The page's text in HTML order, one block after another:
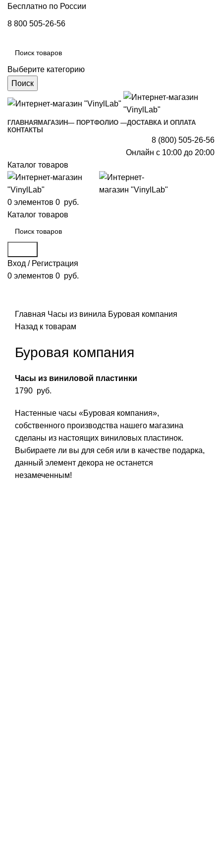
Бесплатно по России
8 800 505-26-56
Выберите категорию
Поиск
ГЛАВНАЯ МАГАЗИН— ПОРТФОЛИО —ДОСТАВКА И ОПЛАТА
КОНТАКТЫ
8 (800) 505-26-56
Онлайн с 10:00 до 20:00
Каталог товаров
0 элементов 0 руб.
Каталог товаров
Вход / Регистрация
0 элементов 0 руб.
Главная Часы из винила Буровая компания
Назад к товарам
Буровая компания
Часы из виниловой пластинки
1790 руб.
Настенные часы «Буровая компания»,
собственного производства нашего магазина
сделаны из настоящих виниловых пластинок.
Выбираете ли вы для себя или в качестве подарка,
данный элемент декора не останется
незамеченным!